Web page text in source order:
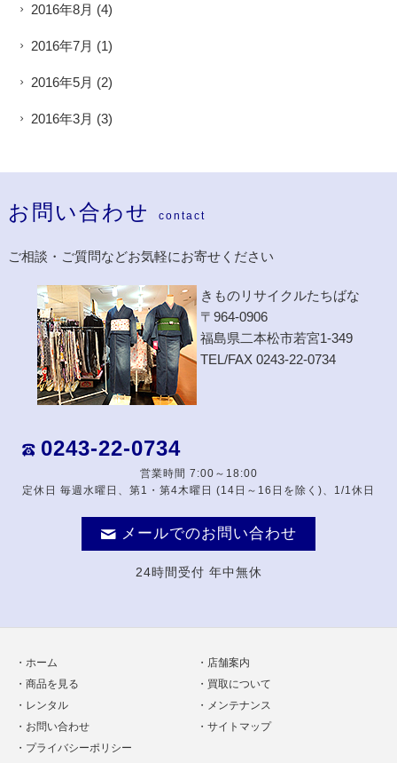
2016年8月 (4)
2016年7月 (1)
2016年5月 (2)
2016年3月 (3)
お問い合わせ contact
ご相談・ご質問などお気軽にお寄せください
きものリサイクルたちばな
〒964-0906
福島県二本松市若宮1-349
TEL/FAX 0243-22-0734
0243-22-0734
営業時間 7:00～18:00
定休日 毎週水曜日、第1・第4木曜日 (14日～16日を除く)、1/1休日
メールでのお問い合わせ
24時間受付 年中無休
ホーム
店舗案内
商品を見る
買取について
レンタル
メンテナンス
お問い合わせ
サイトマップ
プライバシーポリシー